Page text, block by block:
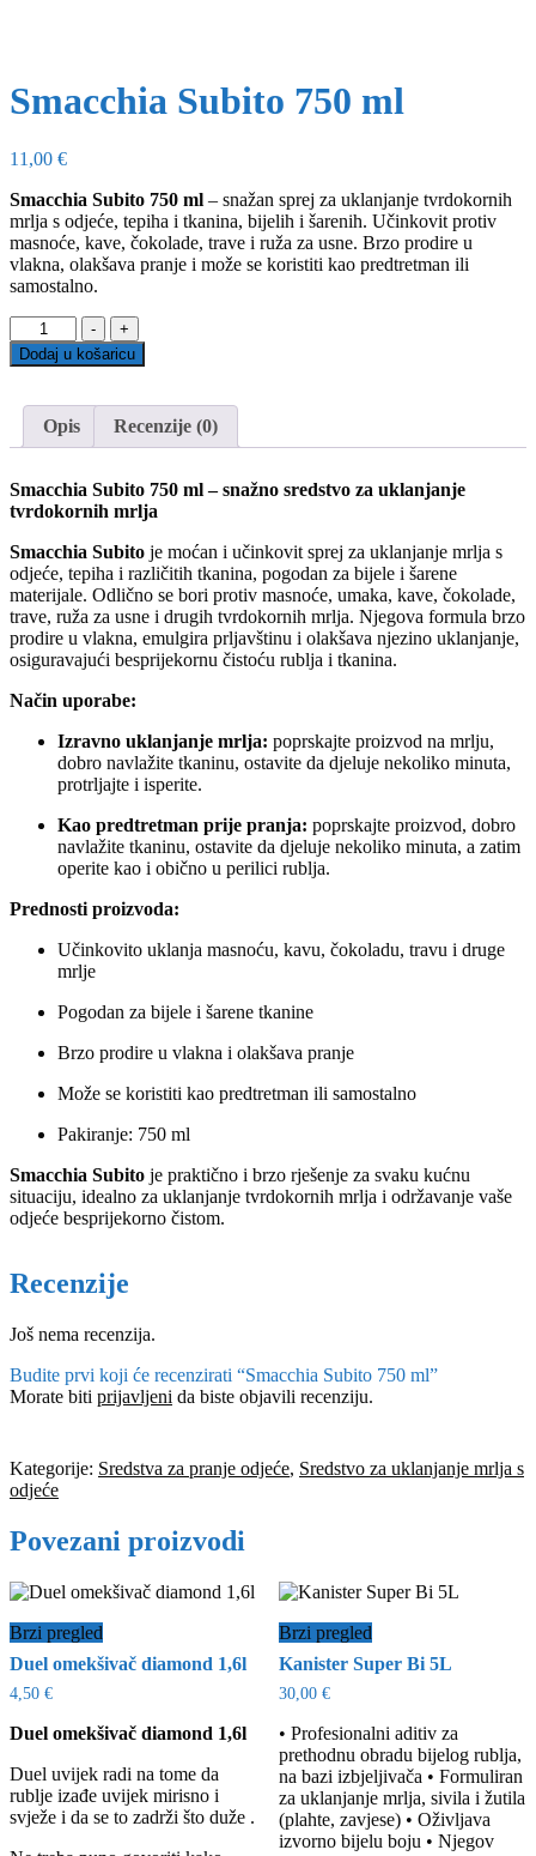
Smacchia Subito 750 ml
11,00 €
Smacchia Subito 750 ml – snažan sprej za uklanjanje tvrdokornih
mrlja s odjeće, tepiha i tkanina, bijelih i šarenih. Učinkovit protiv
masnoće, kave, čokolade, trave i ruža za usne. Brzo prodire u
vlakna, olakšava pranje i može se koristiti kao predtretman ili
samostalno.
-
Smacchia
Subito
750
količina
+
Dodaj u košaricu
Opis Recenzije (0)
Smacchia Subito 750 ml – snažno sredstvo za uklanjanje
tvrdokornih mrlja
Smacchia Subito je moćan i učinkovit sprej za uklanjanje mrlja s
odjeće, tepiha i različitih tkanina, pogodan za bijele i šarene
materijale. Odlično se bori protiv masnoće, umaka, kave, čokolade,
trave, ruža za usne i drugih tvrdokornih mrlja. Njegova formula brzo
prodire u vlakna, emulgira prljavštinu i olakšava njezino uklanjanje,
osiguravajući besprijekornu čistoću rublja i tkanina.
Način uporabe:
Izravno uklanjanje mrlja: poprskajte proizvod na mrlju,
dobro navlažite tkaninu, ostavite da djeluje nekoliko minuta,
protrljajte i isperite.
Kao predtretman prije pranja: poprskajte proizvod, dobro
navlažite tkaninu, ostavite da djeluje nekoliko minuta, a zatim
operite kao i obično u perilici rublja.
Prednosti proizvoda:
Učinkovito uklanja masnoću, kavu, čokoladu, travu i druge
mrlje
Pogodan za bijele i šarene tkanine
Brzo prodire u vlakna i olakšava pranje
Može se koristiti kao predtretman ili samostalno
Pakiranje: 750 ml
Smacchia Subito je praktično i brzo rješenje za svaku kućnu
situaciju, idealno za uklanjanje tvrdokornih mrlja i održavanje vaše
odjeće besprijekorno čistom.
Recenzije
Još nema recenzija.
Budite prvi koji će recenzirati “Smacchia Subito 750 ml”
Morate biti prijavljeni da biste objavili recenziju.
Kategorije: Sredstva za pranje odjeće, Sredstvo za uklanjanje mrlja s
odjeće
Povezani proizvodi
Brzi pregled
Duel omekšivač diamond 1,6l
4,50 €
Duel omekšivač diamond 1,6l
Duel uvijek radi na tome da
rublje izađe uvijek mirisno i
svježe i da se to zadrži što duže .
Brzi pregled
Kanister Super Bi 5L
30,00 €
• Profesionalni aditiv za
prethodnu obradu bijelog rublja,
na bazi izbjeljivača • Formuliran
za uklanjanje mrlja, sivila i žutila
(plahte, zavjese) • Oživljava
izvorno bijelu boju • Njegov